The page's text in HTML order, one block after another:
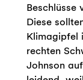
Beschlüsse
Diese
Klimagipfel
rechten
Johnson